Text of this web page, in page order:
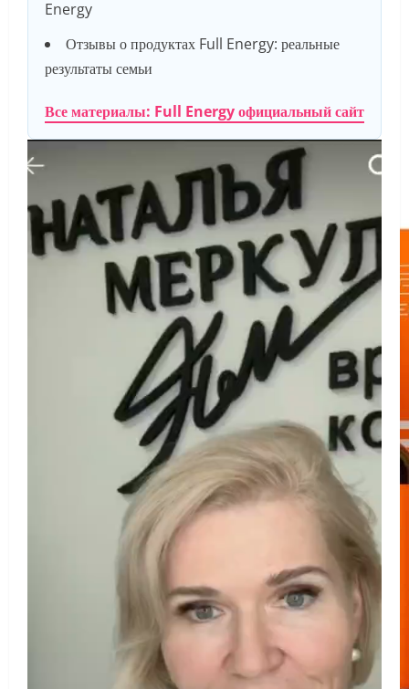
Energy
Отзывы о продуктах Full Energy: реальные
результаты семьи
Все материалы: Full Energy официальный сайт